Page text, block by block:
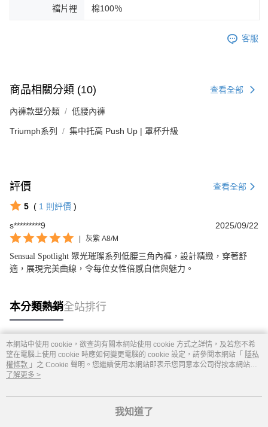
襠片裡 棉100％
客服
商品相關分類 (10) 查看全部
內褲款型分類 低腰內褲
Triumph系列 集中托高 Push Up | 罩杯升級
評價 查看全部
5 ( 1 則評價 )
s*********9
2025/09/22
| 灰紫 A8/M
Sensual Spotlight 聚光璀璨系列低腰三角內褲，設計精緻，穿著舒
適，展現完美曲線，令每位女性倍感自信與魅力。
本分類熱銷全站排行
熱門標籤
本網站中使用 cookie，欲查詢有關本網站使用 cookie 方式之詳情，及若您不希
望在電腦上使用 cookie 時應如何變更電腦的 cookie 設定，請參閱本網站「 隱私
權條款 」之 Cookie 聲明。您繼續使用本網站即表示您同意本公司得按本網站使
用條款之 Cookie 聲明使用 cookie。
了解更多 >
我知道了